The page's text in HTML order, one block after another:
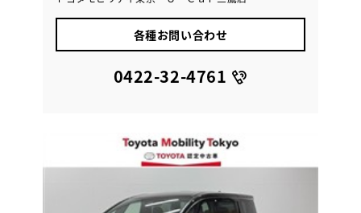
各種お問い合わせ
0422-32-4761